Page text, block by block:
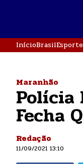
InícioBrasilEsporte
Maranhão
Polícia
Fecha
Redação
11/09/2021 13:10